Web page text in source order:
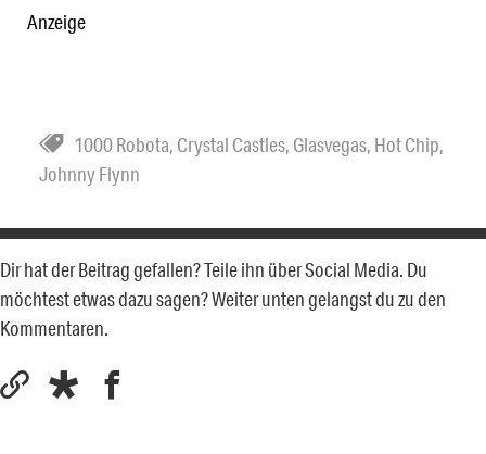
Anzeige
1000 Robota, Crystal Castles, Glasvegas, Hot Chip,
Johnny Flynn
Dir hat der Beitrag gefallen? Teile ihn über Social Media. Du
möchtest etwas dazu sagen? Weiter unten gelangst du zu den
Kommentaren.